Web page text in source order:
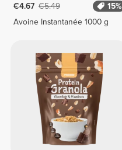
€4.67 €5.49
15%
Avoine Instantanée 1000 g